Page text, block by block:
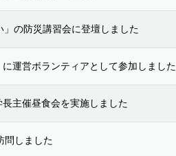
の防災講習会に登壇しました
運営ボランティアとして参加しました
主催昼食会を実施しました
問しました